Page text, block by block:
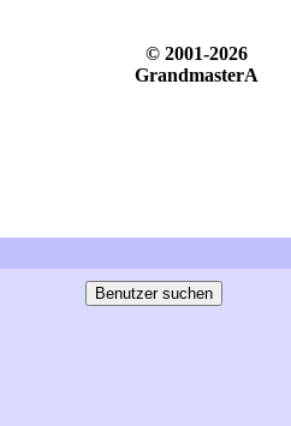
© 2001-2026
GrandmasterA